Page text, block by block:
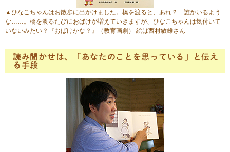
▲ひなこちゃんはお散歩に出かけました。橋を渡ると、あれ？ 誰かいるよう
な……。橋を渡るたびにおばけが増えていきますが、ひなこちゃんは気付いて
いないみたい？
『おばけかな？』 （教育画劇） 絵は西村敏雄さん
読み聞かせは、「あなたのことを思っている」と伝え
る手段